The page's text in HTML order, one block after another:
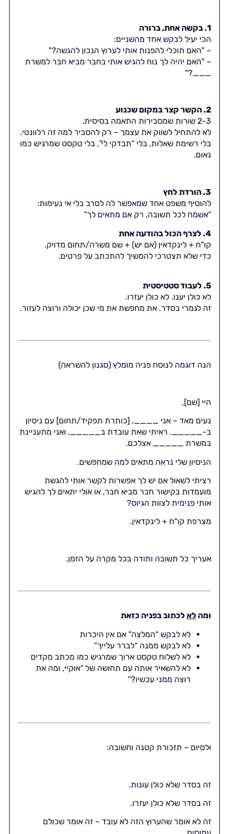
1. בקשה אחת, ברורה
הכי יעיל לבקש אחד מהשניים:
– "האם תוכלי להפנות אותי לערוץ הנכון להגשה?"
– "האם יהיה לך נוח להגיש אותי בחבר מביא חבר למשרת
___?"
2. הקשר קצר במקום שכנוע
2-3 שורות שמסבירות התאמה בסיסית.
לא להתחיל לשווק את עצמך – רק להסביר למה זה רלוונטי.
בלי רשימת שאלות, בלי “תבדקי לי”, בלי טקסט שמרגיש כמו
נאום.
3. הורדת לחץ
להוסיף משפט אחד שמאפשר לה לסרב בלי אי נעימות:
“אשמח לכל תשובה, רק אם מתאים לך”
4. לצרף הכול בהודעה אחת
קו"ח + לינקדאין (אם יש) + שם משרה/תחום מדויק.
כדי שלא תצטרכי להמשיך להתכתב על פרטים.
5. לעבוד סטטיסטית
לא כולן יענו. לא כולן יעזרו.
זה לגמרי בסדר. את מחפשת את מי שכן יכולה ורוצה לעזור.
הנה דוגמה לנוסח פניה מומלץ (סגנון להשראה)
היי [שם],
נעים מאד – אני ____, [כותרת תפקיד/תחום] עם ניסיון
ב-_____. ראיתי שאת עובדת ב_____, ואני מתעניינת
במשרת _____ אצלכם.
הניסיון שלי נראה מתאים למה שמחפשים.
רציתי לשאול אם יש לך אפשרות לקשר אותי להגשת
מועמדות בקישור חבר מביא חבר, או אולי יתאים לך להגיש
אותי פנימית לצוות הגיוס?
מצרפת קו"ח + לינקדאין.
אעריך כל תשובה ותודה בכל מקרה על הזמן.
ומה לא לכתוב בפניה כזאת
לא לבקש “המלצה” אם אין היכרות
לא לבקש ממנה “לברר עלייך”
לא לשלוח טקסט ארוך שמרגיש כמו מכתב מקדים
לא להשאיר אותה עם תחושה של “אוקיי, ומה את
רוצה ממני עכשיו?”
ולסיום – תזכורת קטנה וחשובה:
זה בסדר שלא כולן עונות.
זה בסדר שלא כולן יעזרו.
זה לא אומר שהערוץ הזה לא עובד – זה אומר שכולם